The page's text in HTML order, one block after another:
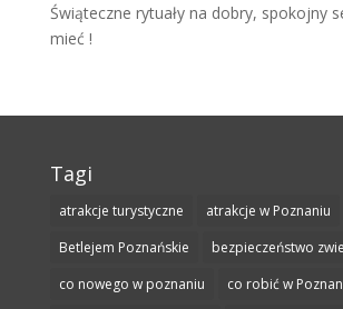
Świąteczne rytuały na dobry, spokojny
mieć !
Tagi
atrakcje turystyczne
atrakcje w Poznaniu
Betlejem Poznańskie
bezpieczeństwo
co nowego w poznaniu
co robić w